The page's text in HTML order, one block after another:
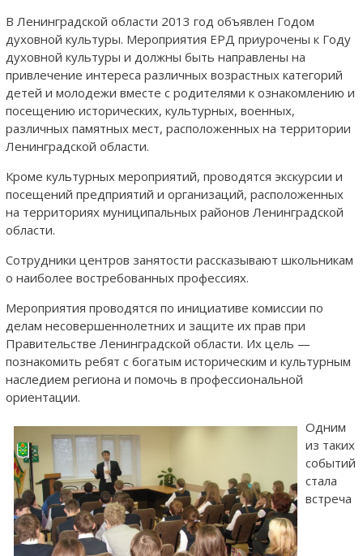
В Ленинградской области 2013 год объявлен Годом
духовной культуры. Мероприятия ЕРД приурочены к Году
духовной культуры и должны быть направлены на
привлечение интереса различных возрастных категорий
детей и молодежи вместе с родителями к ознакомлению и
посещению исторических, культурных, военных,
различных памятных мест, расположенных на территории
Ленинградской области.
Кроме культурных мероприятий, проводятся экскурсии и
посещений предприятий и организаций, расположенных
на территориях муниципальных районов Ленинградской
области.
Сотрудники центров занятости рассказывают школьникам
о наиболее востребованных профессиях.
Мероприятия проводятся по инициативе комиссии по
делам несовершеннолетних и защите их прав при
Правительстве Ленинградской области. Их цель —
познакомить ребят с богатым историческим и культурным
наследием региона и помочь в профессиональной
ориентации.
Одним
из таких
событий
стала
встреча